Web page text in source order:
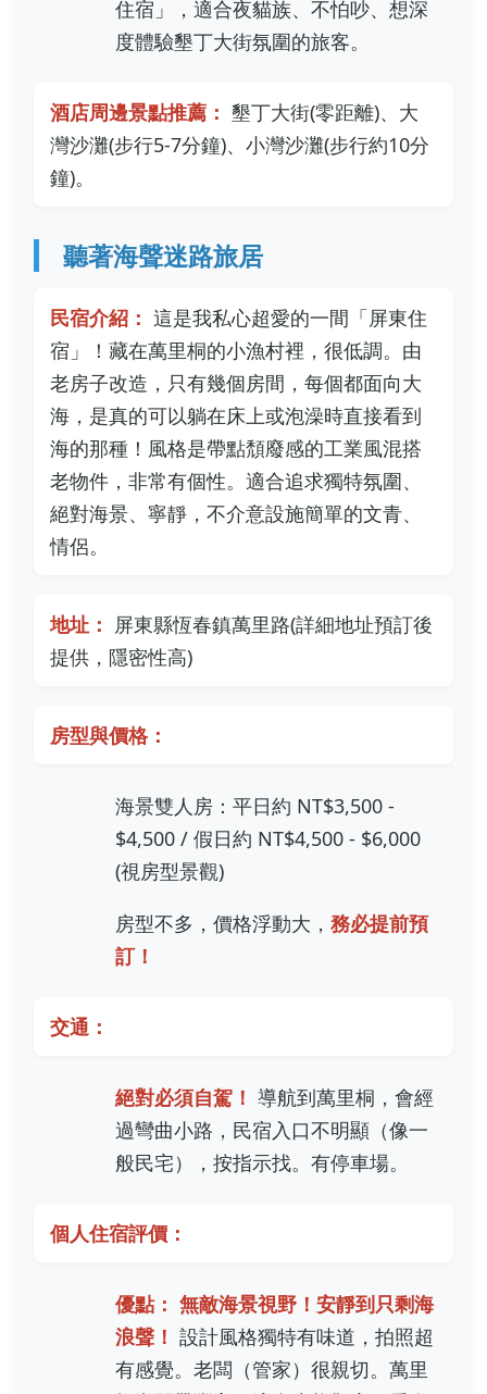
住宿」，適合夜貓族、不怕吵、想深
度體驗墾丁大街氛圍的旅客。
酒店周邊景點推薦： 墾丁大街(零距離)、大
灣沙灘(步行5-7分鐘)、小灣沙灘(步行約10分
鐘)。
聽著海聲迷路旅居
民宿介紹： 這是我私心超愛的一間「屏東住
宿」！藏在萬里桐的小漁村裡，很低調。由
老房子改造，只有幾個房間，每個都面向大
海，是真的可以躺在床上或泡澡時直接看到
海的那種！風格是帶點頹廢感的工業風混搭
老物件，非常有個性。適合追求獨特氛圍、
絕對海景、寧靜，不介意設施簡單的文青、
情侶。
地址： 屏東縣恆春鎮萬里路(詳細地址預訂後
提供，隱密性高)
房型與價格：
海景雙人房：平日約 NT$3,500 -
$4,500 / 假日約 NT$4,500 - $6,000
(視房型景觀)
房型不多，價格浮動大， 務必提前預
訂！
交通：
絕對必須自駕！ 導航到萬里桐，會經
過彎曲小路，民宿入口不明顯（像一
般民宅），按指示找。有停車場。
個人住宿評價：
優點： 無敵海景視野！安靜到只剩海
浪聲！ 設計風格獨特有味道，拍照超
有感覺。老闆（管家）很親切。萬里